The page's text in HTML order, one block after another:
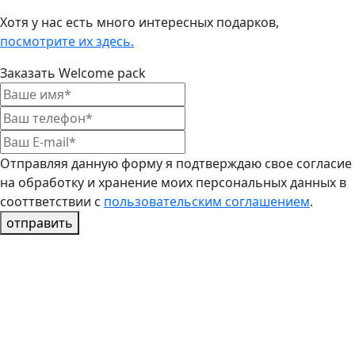
Хотя у нас есть много интересных подарков,
посмотрите их здесь.
Заказать Welcome pack
Отправляя данную форму я подтверждаю свое согласие
на обработку и хранение моих персональных данных в
сооттветствии с пользовательским соглашением.
отправить